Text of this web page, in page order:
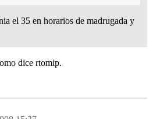
el 35 en horarios de madrugada y
dice rtomip.